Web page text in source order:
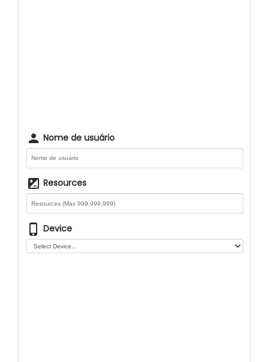
person Nome de usuário
iso Resources
phone_iphone Device